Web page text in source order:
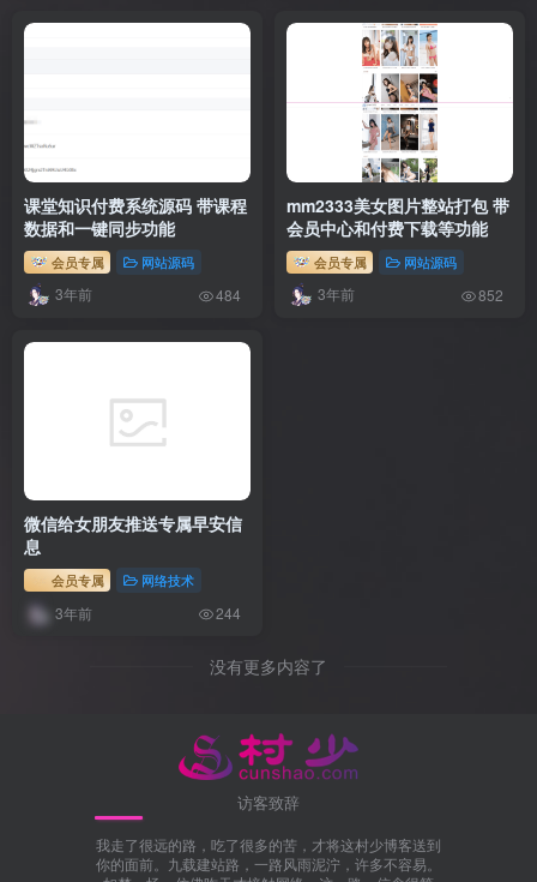
课堂知识付费系统源码 带课程
数据和一键同步功能
会员专属 网站源码
3年前 484
mm2333美女图片整站打包 带
会员中心和付费下载等功能
会员专属 网站源码
3年前 852
微信给女朋友推送专属早安信
息
会员专属 网络技术
3年前 244
没有更多内容了